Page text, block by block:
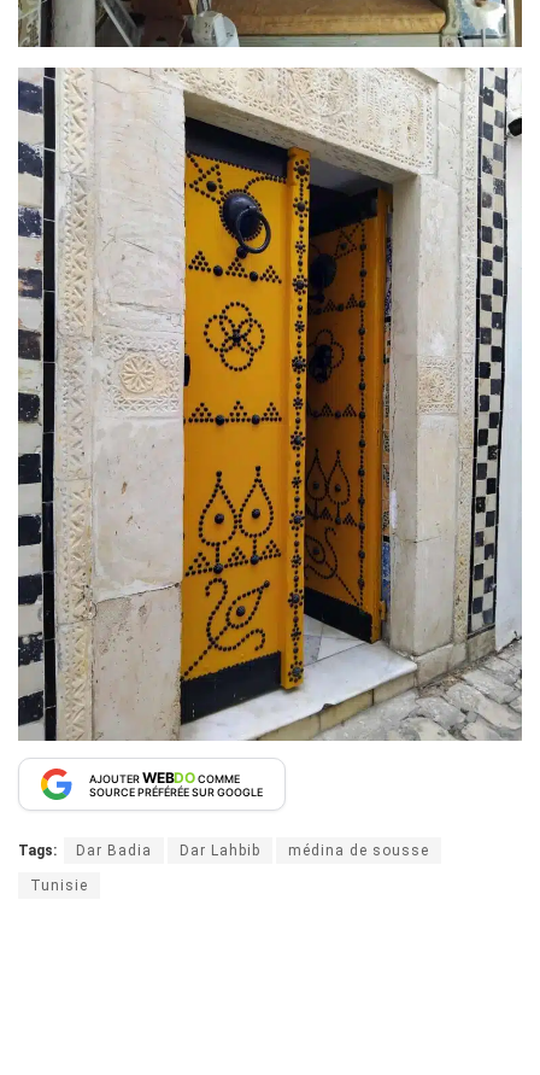
AJOUTERWEBDOCOMME
SOURCE PRÉFÉRÉE SUR GOOGLE
Tags: Dar Badia Dar Lahbib médina de sousse
Tunisie